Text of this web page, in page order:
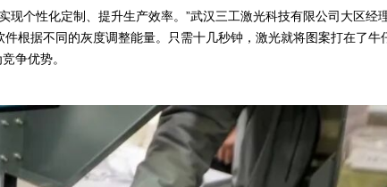
现个性化定制、提升生产效率。”武汉三工激光科技有限公司大区经
根据不同的灰度调整能量。只需十几秒钟，激光就将图案打在了牛
争优势。